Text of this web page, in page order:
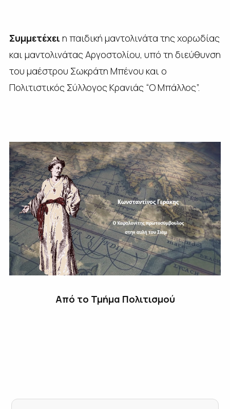
Συμμετέχει η παιδική μαντολινάτα της χορωδίας
και μαντολινάτας Αργοστολίου, υπό τη διεύθυνση
του μαέστρου Σωκράτη Μπένου και ο
Πολιτιστικός Σύλλογος Κρανιάς “Ο Μπάλλος”.
Από το Τμήμα Πολιτισμού